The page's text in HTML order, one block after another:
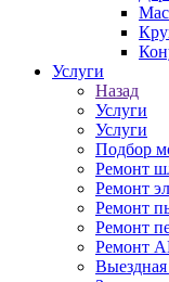
Услуги
Назад
Услуги
Услуги
Подбор
Ремонт
Ремонт
Ремонт
Ремонт
Ремонт
Выездная